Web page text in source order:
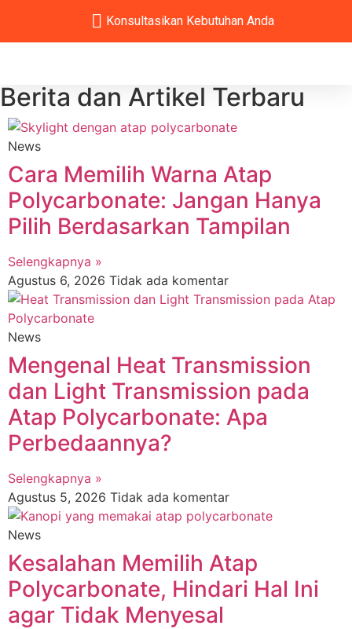
Konsultasikan Kebutuhan Anda
Berita dan Artikel Terbaru
News
Cara Memilih Warna Atap
Polycarbonate: Jangan Hanya
Pilih Berdasarkan Tampilan
Selengkapnya »
Agustus 6, 2026 Tidak ada komentar
News
Mengenal Heat Transmission
dan Light Transmission pada
Atap Polycarbonate: Apa
Perbedaannya?
Selengkapnya »
Agustus 5, 2026 Tidak ada komentar
News
Kesalahan Memilih Atap
Polycarbonate, Hindari Hal Ini
agar Tidak Menyesal